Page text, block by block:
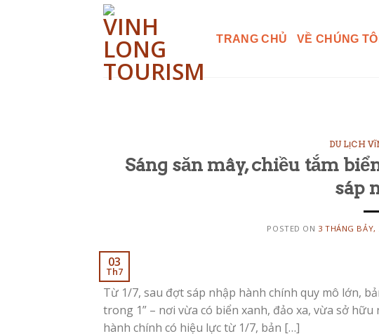
TRANG CHỦ VỀ CHÚNG TÔI
DU LỊCH
Sáng săn mây, chiều tắm
sáp
POSTED ON 3 THÁNG BẢY,
03
Th7
Từ 1/7, sau đợt sáp nhập hành chính quy mô lớn,
trong 1” – nơi vừa có biển xanh, đảo xa, vừa sở
hành chính có hiệu lực từ 1/7, bản […]